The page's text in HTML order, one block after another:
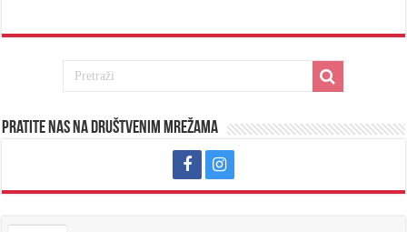
Pratite nas na društvenim mrežama